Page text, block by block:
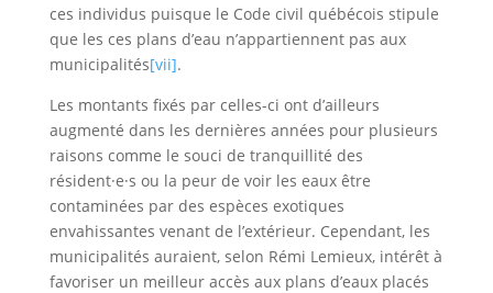
ces individus puisque le Code civil québécois stipule
que les ces plans d’eau n’appartiennent pas aux
municipalités[vii].
Les montants fixés par celles-ci ont d’ailleurs
augmenté dans les dernières années pour plusieurs
raisons comme le souci de tranquillité des
résident·e·s ou la peur de voir les eaux être
contaminées par des espèces exotiques
envahissantes venant de l’extérieur. Cependant, les
municipalités auraient, selon Rémi Lemieux, intérêt à
favoriser un meilleur accès aux plans d’eaux placés